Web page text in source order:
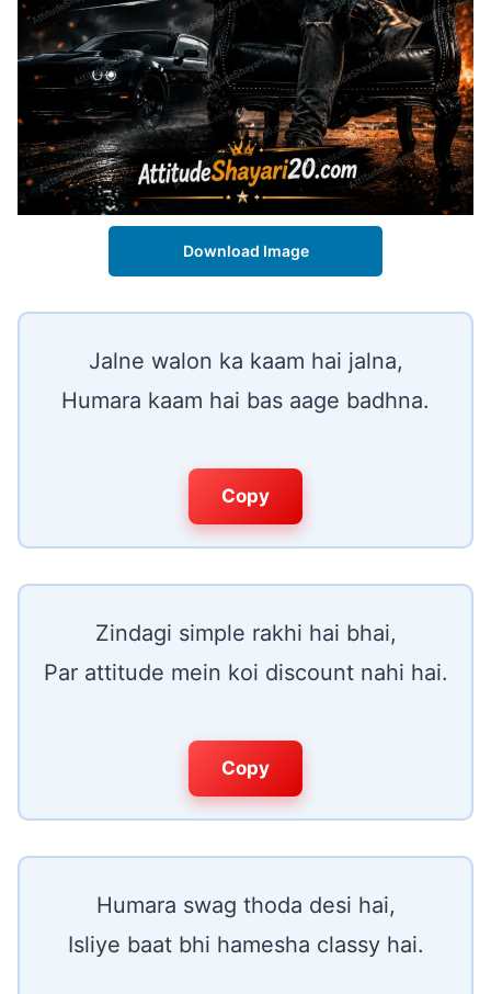
Download Image
Jalne walon ka kaam hai jalna,
Humara kaam hai bas aage badhna.
Copy
Zindagi simple rakhi hai bhai,
Par attitude mein koi discount nahi hai.
Copy
Humara swag thoda desi hai,
Isliye baat bhi hamesha classy hai.